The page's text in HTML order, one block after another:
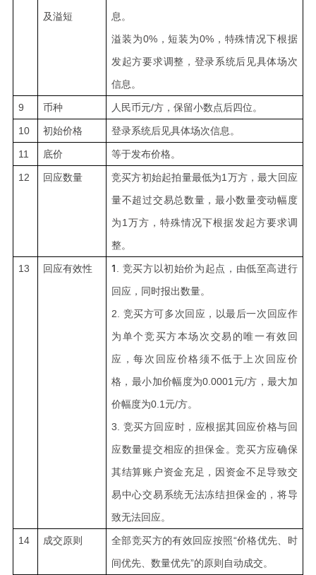
及溢短
息。
溢装为0%，短装为0%，特殊情况下根据
发起方要求调整，登录系统后见具体场次
信息。
9 币种 人民币元/方，保留小数点后四位。
10 初始价格 登录系统后见具体场次信息。
11 底价 等于发布价格。
12 回应数量
竞买方初始起拍量最低为1万方，最大回应
量不超过交易总数量，最小数量变动幅度
为1万方，特殊情况下根据发起方要求调
整。
13 回应有效性 1
竞买方以初始价为起点，由低至高进行
回应，同时报出数量。
2. 竞买方可多次回应，以最后一次回应作
为单个竞买方本场次交易的唯一有效回
应，每次回应价格须不低于上次回应价
格，最小加价幅度为0.0001元/方，最大加
价幅度为0.1元/方。
3. 竞买方回应时，应根据其回应价格与回
应数量提交相应的担保金。竞买方应确保
其结算账户资金充足，因资金不足导致交
易中心交易系统无法冻结担保金的，将导
致无法回应。
14 成交原则
全部竞买方的有效回应按照“价格优先、时
间优先、数量优先”的原则自动成交。